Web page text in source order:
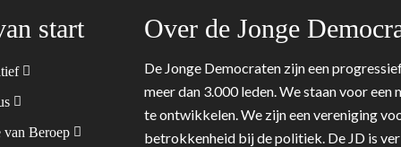
start
van Beroep
Over de Jonge
De Jonge Democraten zijn een
meer dan 3.000 leden. We staan voor
te ontwikkelen. We zijn een vereniging
betrokkenheid bij de politiek. De JD is